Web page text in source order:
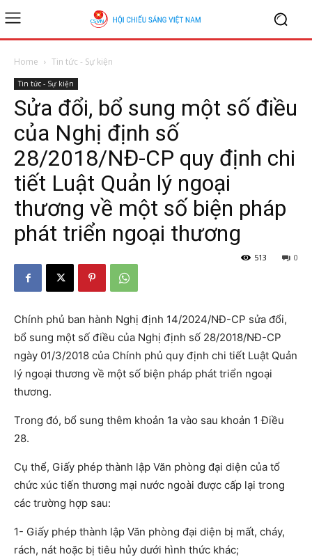
Home Tin tức - Sự kiện
Tin tức - Sự kiện
Sửa đổi, bổ sung một số điều
của Nghị định số
28/2018/NĐ-CP quy định chi
tiết Luật Quản lý ngoại
thương về một số biện pháp
phát triển ngoại thương
0
513
Chính phủ ban hành Nghị định 14/2024/NĐ-CP sửa đổi,
bổ sung một số điều của Nghị định số 28/2018/NĐ-CP
ngày 01/3/2018 của Chính phủ quy định chi tiết Luật Quản
lý ngoại thương về một số biện pháp phát triển ngoại
thương.
Trong đó, bổ sung thêm khoản 1a vào sau khoản 1 Điều
28.
Cụ thể, Giấy phép thành lập Văn phòng đại diện của tổ
chức xúc tiến thương mại nước ngoài được cấp lại trong
các trường hợp sau:
1- Giấy phép thành lập Văn phòng đại diện bị mất, cháy,
rách, nát hoặc bị tiêu hủy dưới hình thức khác;